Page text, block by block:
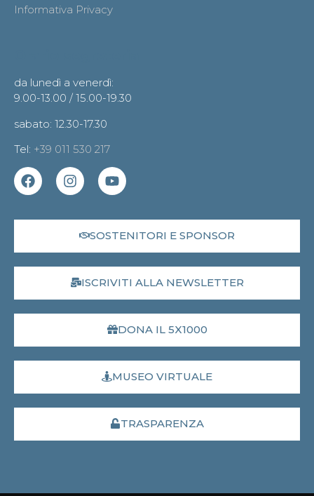
Informativa Privacy
da lunedì a venerdì:
9.00-13.00 / 15.00-19.30
sabato: 12.30-17.30
Tel: +39 011 530 217
SOSTENITORI E SPONSOR
ISCRIVITI ALLA NEWSLETTER
DONA IL 5X1000
MUSEO VIRTUALE
TRASPARENZA